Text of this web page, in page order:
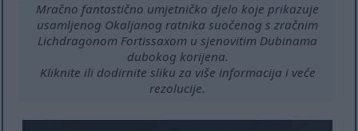
Mračno fantastično umjetničko djelo koje prikazuje
usamljenog Okaljanog ratnika suočenog s zračnim
Lichdragonom Fortissaxom u sjenovitim Dubinama
dubokog korijena.
Kliknite ili dodirnite sliku za više informacija i veće
rezolucije.